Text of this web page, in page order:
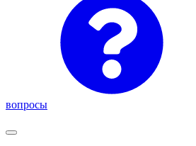
вопросы